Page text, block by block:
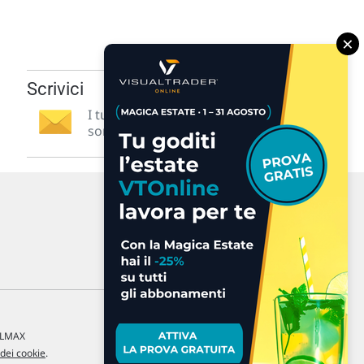
Scrivici
I tuoi suggerimenti per noi
sono preziosi e molto utili! »
cookie.
×